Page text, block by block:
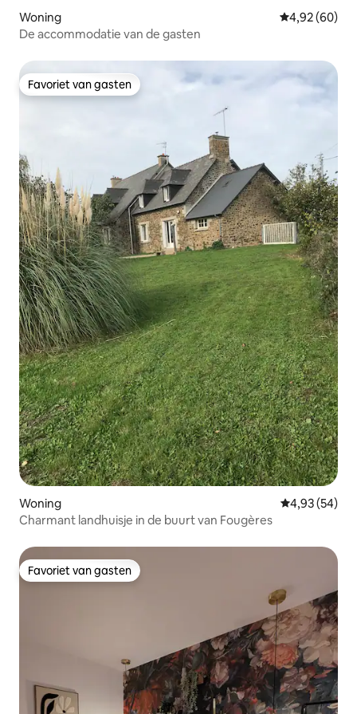
Woning Gemiddelde
4,92 (60)
De accommodatie van de gasten
Favoriet van gasten
Favoriet van gasten
Woning Gemiddelde
4,93 (54)
Charmant landhuisje in de buurt van Fougères
Favoriet van gasten
Favoriet van gasten